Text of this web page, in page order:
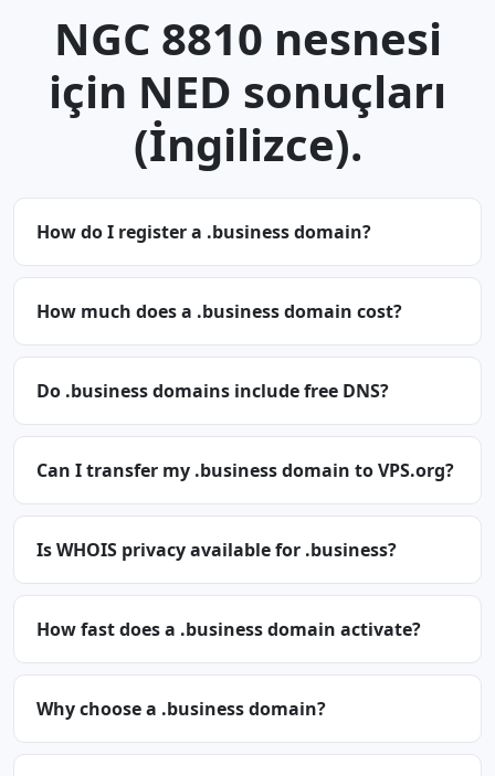
NGC 8810 nesnesi
için NED sonuçları
(İngilizce).
How do I register a .business domain?
How much does a .business domain cost?
Do .business domains include free DNS?
Can I transfer my .business domain to VPS.org?
Is WHOIS privacy available for .business?
How fast does a .business domain activate?
Why choose a .business domain?